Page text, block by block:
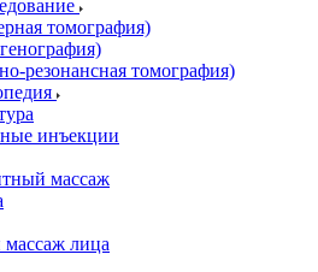
томография)
резонансная томография)
инъекции
массаж
массаж лица